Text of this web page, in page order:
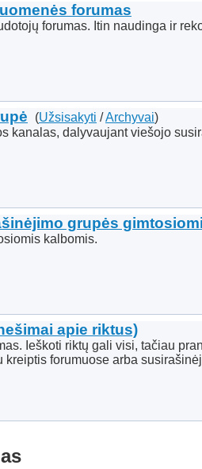
forumas
forumas. Itin naudinga ir
(Užsisakyti /Archyvai)
kanalas, dalyvaujant viešojo
grupės
kalbomis.
apie riktus)
Ieškoti riktų gali visi, tačiau
kreiptis forumuose arba